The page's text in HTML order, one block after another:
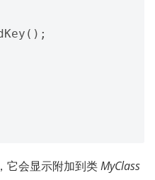
();
它会显示附加到类MyClass